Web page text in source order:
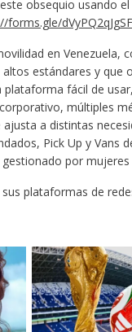
obsequio usando
forms.gle/
en Venezuela,
estándares y
fácil de
múltiples
a distintas
Pick Up y Vans
por
plataformas de